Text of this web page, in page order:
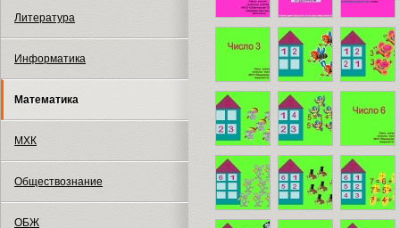
Литература
Информатика
Математика
МХК
Обществознание
ОБЖ